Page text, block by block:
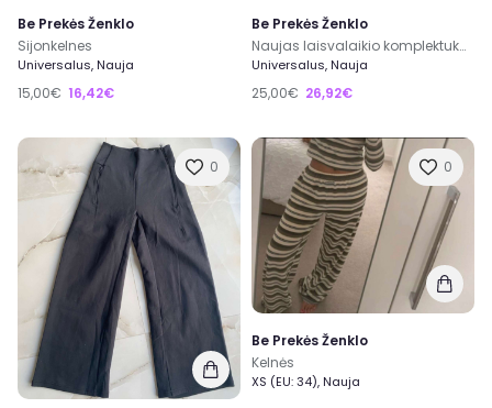
Be Prekės Ženklo
Sijonkelnes
Universalus, Nauja
15,00€ 16,42€
Be Prekės Ženklo
Naujas laisvalaikio komplektukaa
Universalus, Nauja
25,00€ 26,92€
0 0
Be Prekės Ženklo
Kelnės
XS (EU: 34), Nauja